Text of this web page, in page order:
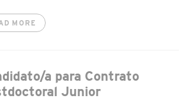
MORE
a para Contrato
Junior